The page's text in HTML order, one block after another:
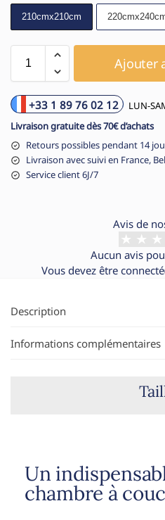
210cmx210cm
Ajouter
+33 1 89 76 02 12
LUN-
Livraison gratuite dès 70€ d’achats
Retours possibles pendant 14
Livraison avec suivi en France,
Service client 6J/7
Avis de
Aucun avis
Vous devez être
Description
Informations complémentaires
Un
chambre à